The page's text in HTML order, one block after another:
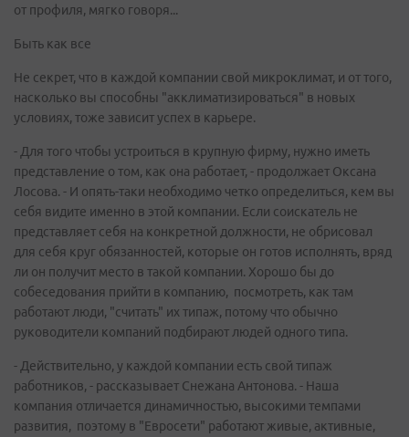
от профиля, мягко говоря...
Быть как все
Не секрет, что в каждой компании свой микроклимат, и от того,
насколько вы способны "акклиматизироваться" в новых
условиях, тоже зависит успех в карьере.
- Для того чтобы устроиться в крупную фирму, нужно иметь
представление о том, как она работает, - продолжает Оксана
Лосова. - И опять-таки необходимо четко определиться, кем вы
себя видите именно в этой компании. Если соискатель не
представляет себя на конкретной должности, не обрисовал
для себя круг обязанностей, которые он готов исполнять, вряд
ли он получит место в такой компании. Хорошо бы до
собеседования прийти в компанию, посмотреть, как там
работают люди, "считать" их типаж, потому что обычно
руководители компаний подбирают людей одного типа.
- Действительно, у каждой компании есть свой типаж
работников, - рассказывает Снежана Антонова. - Наша
компания отличается динамичностью, высокими темпами
развития, поэтому в "Евросети" работают живые, активные,